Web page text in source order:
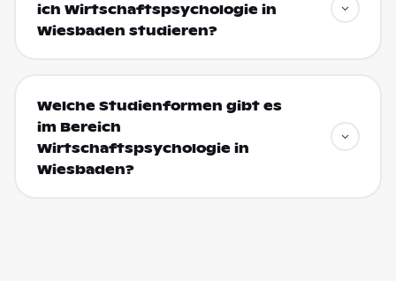
ich Wirtschaftspsychologie in
Wiesbaden studieren?
Welche Studienformen gibt es
im Bereich
Wirtschaftspsychologie in
Wiesbaden?